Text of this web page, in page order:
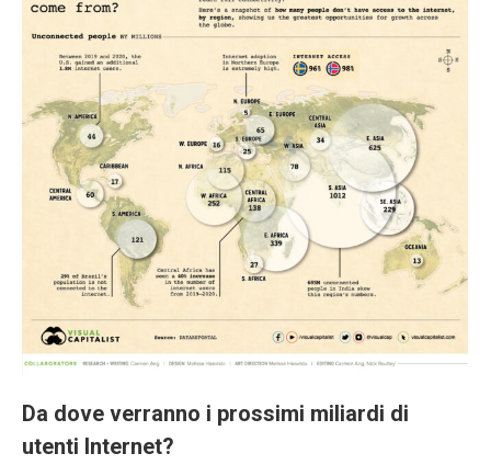
Da dove verranno i prossimi miliardi di
utenti Internet?